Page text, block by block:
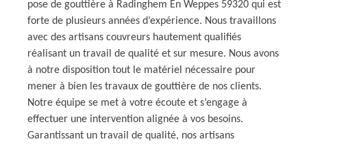
pose de gouttière à Radinghem En Weppes 59320 qui est
forte de plusieurs années d’expérience. Nous travaillons
avec des artisans couvreurs hautement qualifiés
réalisant un travail de qualité et sur mesure. Nous avons
à notre disposition tout le matériel nécessaire pour
mener à bien les travaux de gouttière de nos clients.
Notre équipe se met à votre écoute et s’engage à
effectuer une intervention alignée à vos besoins.
Garantissant un travail de qualité, nos artisans